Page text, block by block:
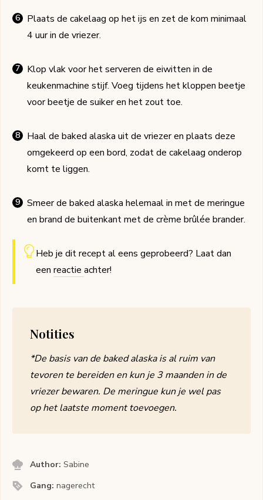
Plaats de cakelaag op het ijs en zet de kom minimaal
4 uur in de vriezer.
Klop vlak voor het serveren de eiwitten in de
keukenmachine stijf. Voeg tijdens het kloppen beetje
voor beetje de suiker en het zout toe.
Haal de baked alaska uit de vriezer en plaats deze
omgekeerd op een bord, zodat de cakelaag onderop
komt te liggen.
Smeer de baked alaska helemaal in met de meringue
en brand de buitenkant met de crème brûlée brander.
Heb je dit recept al eens geprobeerd? Laat dan
een reactie achter!
Notities
*De basis van de baked alaska is al ruim van
tevoren te bereiden en kun je 3 maanden in de
vriezer bewaren. De meringue kun je wel pas
op het laatste moment toevoegen.
Author:Sabine
Gang:nagerecht